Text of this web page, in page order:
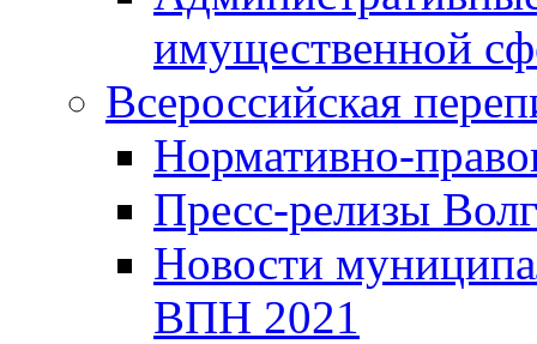
имущественной
Всероссийская
Нормативно-
Пресс-релизы
Новости
ВПН 2021